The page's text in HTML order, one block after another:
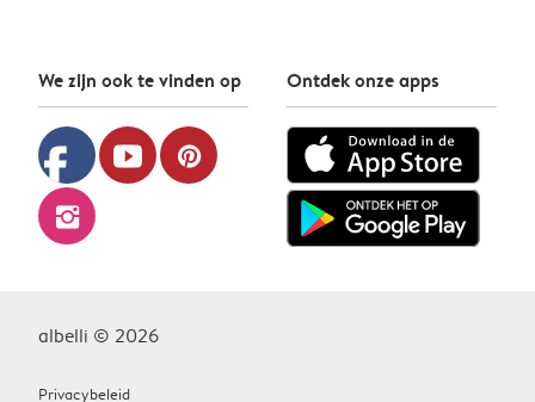
We zijn ook te vinden op
facebook youtube pinterest
instagram
Ontdek onze apps
albelli © 2026
Privacybeleid